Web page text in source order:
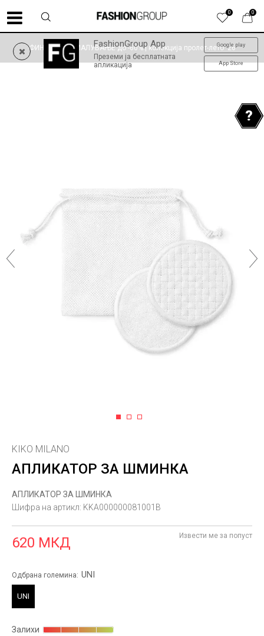
0
0
FashionGroup App
Преземи ја бесплатната
апликација
Google play
App Store
ФИНАЛНО НАМАЛУВАЊЕ до -60% | колекција пролет-лето '26
1 2 3
KIKO MILANO
АПЛИКАТОР ЗА ШМИНКА
АПЛИКАТОР ЗА ШМИНКА
Шифра на артикл: KKA000000081001B
620 МКД Извести ме за попуст
Одбрана големина: UNI
UNI
Залихи